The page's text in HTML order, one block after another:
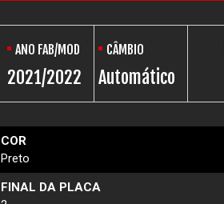
ANO FAB/MOD
2021/2022
CÂMBIO
Automático
COR
Preto
FINAL DA PLACA